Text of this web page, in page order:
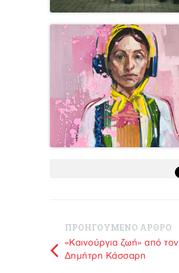
ΠΡΟΗΓΟΥΜΕΝΟ ΑΡΘΡΟ
«Καινούργια ζωή» από τον
Δημήτρη Κάσσαρη